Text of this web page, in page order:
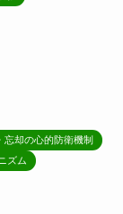
忘却の心的防衛機制
ズム